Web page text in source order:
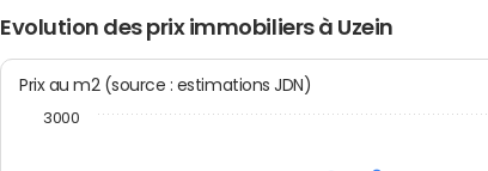
Evolution des prix immobiliers à Uzein
Prix au m2 (source : estimations JDN)
3000